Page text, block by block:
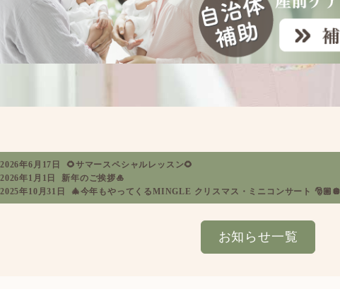
2026年6月17日 🌻サマースペシャルレッスン🌻
2026年1月1日 新年のご挨拶🎍
2025年10月31日 🎄今年もやってくるMINGLE クリスマス・ミニコンサート 🎅🏼🪩
お知らせ一覧